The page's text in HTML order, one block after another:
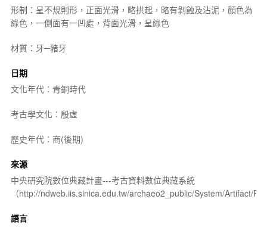
形制：呈不規則形，正面光滑，略拱起，略有剝蝕及沾泥，顏色為
綠色，一側面有一凹處，背面光滑，呈綠色
材質：牙─豬牙
日期
文化年代：青銅時代
考古學文化：殷虛
歷史年代：商(後期)
來源
中央研究院數位典藏計畫---考古資料數位典藏系統
（http://ndweb.iis.sinica.edu.tw/archaeo2_public/System/Artifact/
語言